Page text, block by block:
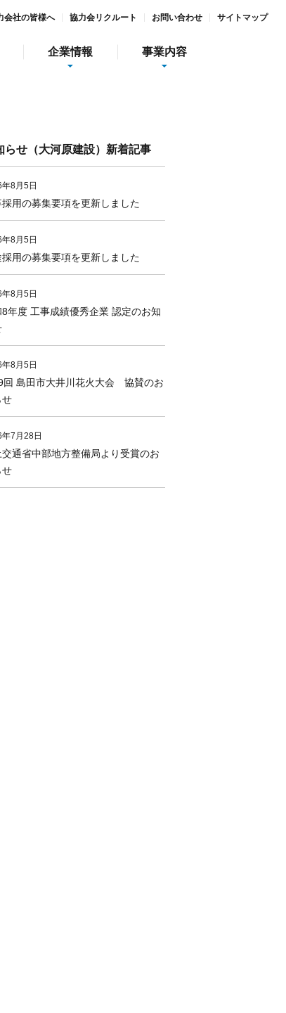
会社の皆様へ 協力会リクルート お問い合わせ サイトマップ
企業情報
社会貢献活動
事業内容
ガーデン庭夢
らせ（大河原建設）新着記事
8月5日
採用の募集要項を更新しました
8月5日
用の募集要項を更新しました
8月5日
8年度 工事成績優秀企業 認定のお知
8月5日
回 島田市大井川花火大会 協賛のお
せ
7月28日
交通省中部地方整備局より受賞のお
せ